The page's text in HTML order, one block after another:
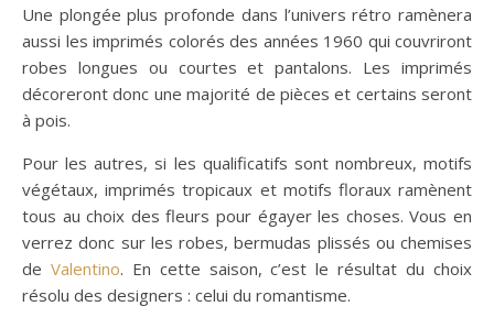
Une plongée plus profonde dans l’univers rétro ramènera
aussi les imprimés colorés des années 1960 qui couvriront
robes longues ou courtes et pantalons. Les imprimés
décoreront donc une majorité de pièces et certains seront
à pois.
Pour les autres, si les qualificatifs sont nombreux, motifs
végétaux, imprimés tropicaux et motifs floraux ramènent
tous au choix des fleurs pour égayer les choses. Vous en
verrez donc sur les robes, bermudas plissés ou chemises
de Valentino. En cette saison, c’est le résultat du choix
résolu des designers : celui du romantisme.